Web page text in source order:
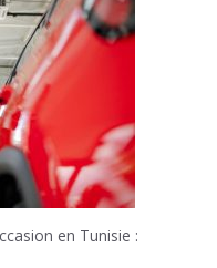
en Tunisie :